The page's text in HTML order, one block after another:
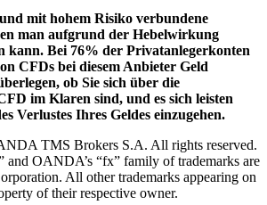
mit hohem Risiko verbundene
man aufgrund der Hebelwirkung
kann. Bei 76% der Privatanlegerkonten
CFDs bei diesem Anbieter Geld
ob Sie sich über die
im Klaren sind, und es sich leisten
Verlustes Ihres Geldes einzugehen.
TMS Brokers S.A. All rights reserved.
OANDA’s “fx” family of trademarks are
All other trademarks appearing on
of their respective owner.